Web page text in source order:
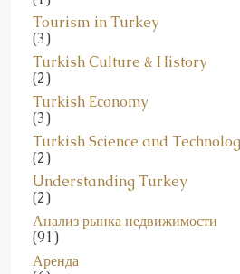
Tourism in Turkey
(3)
Turkish Culture & History
(2)
Turkish Economy
(3)
Turkish Science and Technology
(2)
Understanding Turkey
(2)
Анализ рынка недвижимости
(91)
Аренда
(6)